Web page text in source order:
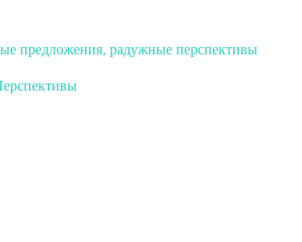
предложения, радужные перспективы